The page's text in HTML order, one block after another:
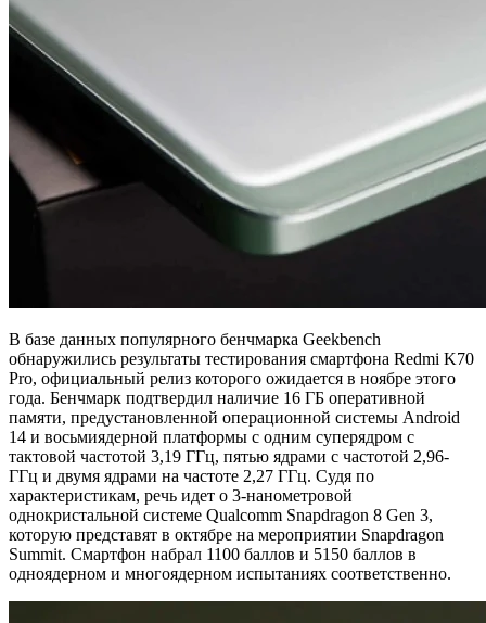
В базе данных популярного бенчмарка Geekbench
обнаружились результаты тестирования смартфона Redmi K70
Pro, официальный релиз которого ожидается в ноябре этого
года. Бенчмарк подтвердил наличие 16 ГБ оперативной
памяти, предустановленной операционной системы Android
14 и восьмиядерной платформы с одним суперядром с
тактовой частотой 3,19 ГГц, пятью ядрами с частотой 2,96-
ГГц и двумя ядрами на частоте 2,27 ГГц. Судя по
характеристикам, речь идет о 3-нанометровой
однокристальной системе Qualcomm Snapdragon 8 Gen 3,
которую представят в октябре на мероприятии Snapdragon
Summit. Смартфон набрал 1100 баллов и 5150 баллов в
одноядерном и многоядерном испытаниях соответственно.